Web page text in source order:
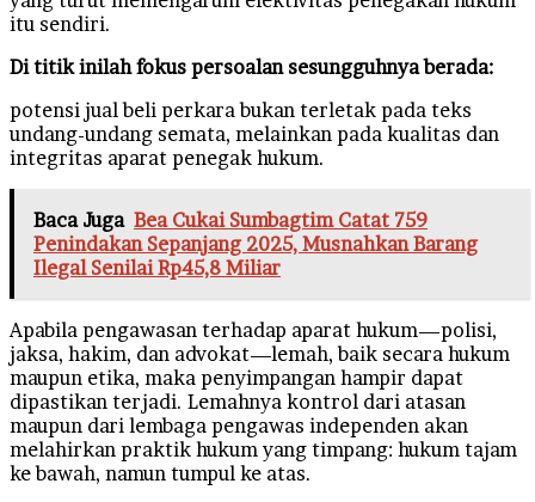
itu sendiri.
Di titik inilah fokus persoalan sesungguhnya berada:
potensi jual beli perkara bukan terletak pada teks
undang-undang semata, melainkan pada kualitas dan
integritas aparat penegak hukum.
Baca Juga Bea Cukai Sumbagtim Catat 759
Penindakan Sepanjang 2025, Musnahkan Barang
Ilegal Senilai Rp45,8 Miliar
Apabila pengawasan terhadap aparat hukum—polisi,
jaksa, hakim, dan advokat—lemah, baik secara hukum
maupun etika, maka penyimpangan hampir dapat
dipastikan terjadi. Lemahnya kontrol dari atasan
maupun dari lembaga pengawas independen akan
melahirkan praktik hukum yang timpang: hukum tajam
ke bawah, namun tumpul ke atas.